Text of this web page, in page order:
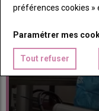
23 juillet 2022
préférences cookies »
Paramétrer mes
Tout refuser